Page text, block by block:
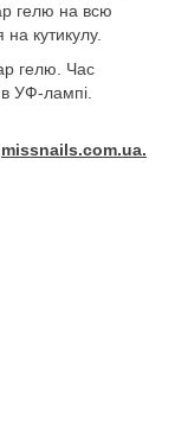
гелю на всю
кутикулу.
гелю. Час
в УФ-лампі.
missnails.com.ua.